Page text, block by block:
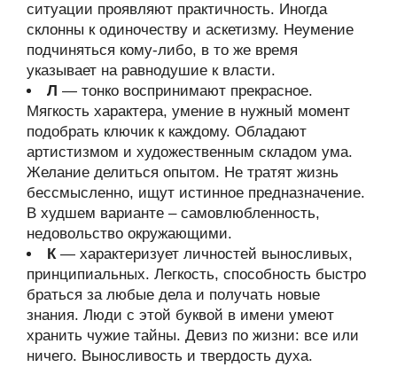
ситуации проявляют практичность. Иногда
склонны к одиночеству и аскетизму. Неумение
подчиняться кому-либо, в то же время
указывает на равнодушие к власти.
Л — тонко воспринимают прекрасное.
Мягкость характера, умение в нужный момент
подобрать ключик к каждому. Обладают
артистизмом и художественным складом ума.
Желание делиться опытом. Не тратят жизнь
бессмысленно, ищут истинное предназначение.
В худшем варианте – самовлюбленность,
недовольство окружающими.
К— характеризует личностей выносливых,
принципиальных. Легкость, способность быстро
браться за любые дела и получать новые
знания. Люди с этой буквой в имени умеют
хранить чужие тайны. Девиз по жизни: все или
ничего. Выносливость и твердость духа.